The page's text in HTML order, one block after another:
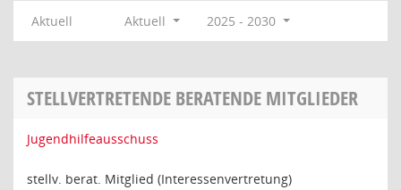
Aktuell Aktuell 2025 - 2030
STELLVERTRETENDE BERATENDE MITGLIEDER
Jugendhilfeausschuss
stellv. berat. Mitglied (Interessenvertretung)